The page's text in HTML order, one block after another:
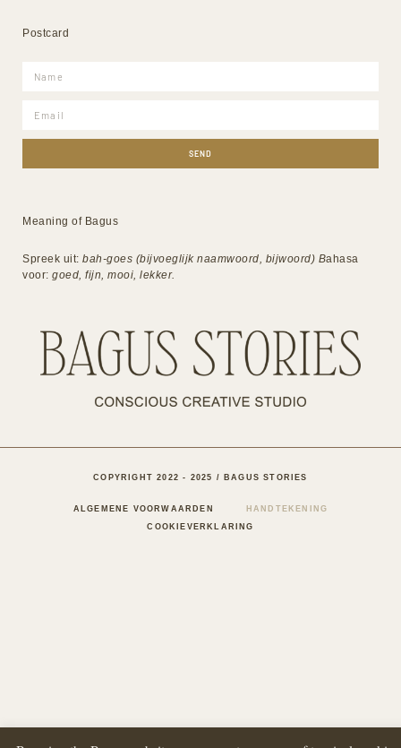
Postcard
SEND
Meaning of Bagus
Spreek uit: bah-goes (bijvoeglijk naamwoord, bijwoord) Bahasa
voor: goed, fijn, mooi, lekker.
COPYRIGHT 2022 - 2025 / BAGUS STORIES
ALGEMENE VOORWAARDEN
HANDTEKENING
COOKIEVERKLARING